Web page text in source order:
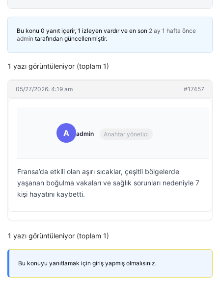
Bu konu 0 yanıt içerir, 1 izleyen vardır ve en son 2 ay 1 hafta önce
admin tarafından güncellenmiştir.
1 yazı görüntüleniyor (toplam 1)
05/27/2026: 4:19 am #17457
A admin Anahtar yönetici
Fransa’da etkili olan aşırı sıcaklar, çeşitli bölgelerde
yaşanan boğulma vakaları ve sağlık sorunları nedeniyle 7
kişi hayatını kaybetti.
1 yazı görüntüleniyor (toplam 1)
Bu konuyu yanıtlamak için giriş yapmış olmalısınız.